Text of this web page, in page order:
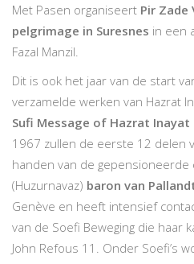
Met Pasen organiseert Pir Zade
pelgrimage in Suresnes in een
Fazal Manzil.
Dit is ook het jaar van de start
verzamelde werken van Hazrat
Sufi Message of Hazrat Inayat
1967 zullen de eerste 12 delen
handen van de gepensioneerde
(Huzurnavaz) baron van
Genève en heeft intensief
van de Soefi Beweging die haar
John Refous 11. Onder Soefi’s